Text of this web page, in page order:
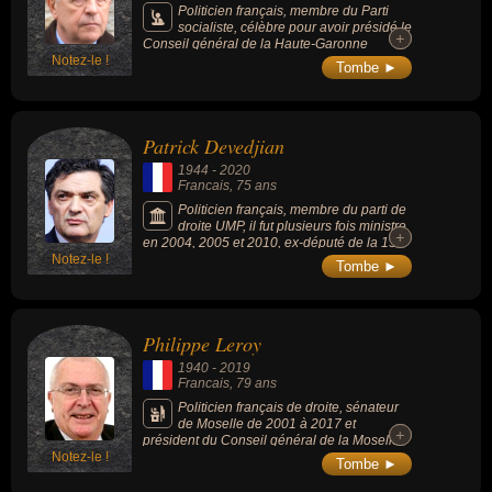
célébrités peuvent également avoir été conseiller général,
conseiller municipal, homme d'état, homme politique, maire,
médecin, pédiatre, scientifique, socialiste, avocat, député, homme
de loi, ministre, président d'un parti politique, conseiller régional,
ministre délégué, premier ministre, président, secrétaire d'état,
ambassadeur, artiste, diplomate, écrivain, essayiste, romancier,
président du Sénat ou syndicaliste.
Notez-le !
Politicien français, membre du Parti
socialiste, célèbre pour avoir présidé le
Conseil général de la Haute-Garonne
pendant 27 ans (de 1988 à 2015), dont la
construction de nombreux collèges et le
+
+
Tombe ►
Notez-le !
Patrick Devedjian
1944 - 2020
Francais , 75 ans
Politicien français, membre du parti de
droite UMP, il fut plusieurs fois ministre
en 2004, 2005 et 2010, ex-député de la 13e
circonscription des Hauts-de-Seine et
président du conseil départemental des
+
+
Tombe ►
Notez-le !
Philippe Leroy
1940 - 2019
Francais, 79 ans
Politicien français de droite, sénateur
de Moselle de 2001 à 2017 et
président du Conseil général de la Moselle+
+
Tombe ►